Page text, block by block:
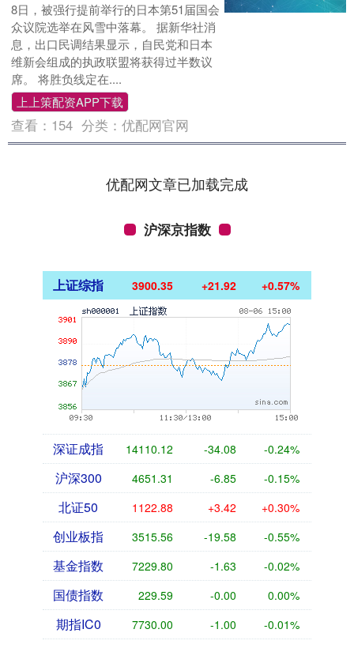
8日，被强行提前举行的日本第51届国会
众议院选举在风雪中落幕。 据新华社消
息，出口民调结果显示，自民党和日本
维新会组成的执政联盟将获得过半数议
席。 将胜负线定在....
上上策配资APP下载
查看： 154 分类：优配网官网
优配网文章已加载完成
沪深京指数
上证综指 3900.35 +21.92 +0.57%
深证成指 14110.12 -34.08 -0.24%
沪深300 4651.31 -6.85 -0.15%
北证50 1122.88 +3.42 +0.30%
创业板指 3515.56 -19.58 -0.55%
基金指数 7229.80 -1.63 -0.02%
国债指数 229.59 -0.00 0.00%
期指IC0 7730.00 -1.00 -0.01%